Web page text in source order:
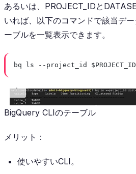
あるいは、PROJECT_IDと
いれば、以下のコマンドで該当デ
ーブルを一覧表示できます。
bq ls --project_id
BigQuery CLIのテーブル
メリット：
使いやすいCLI。